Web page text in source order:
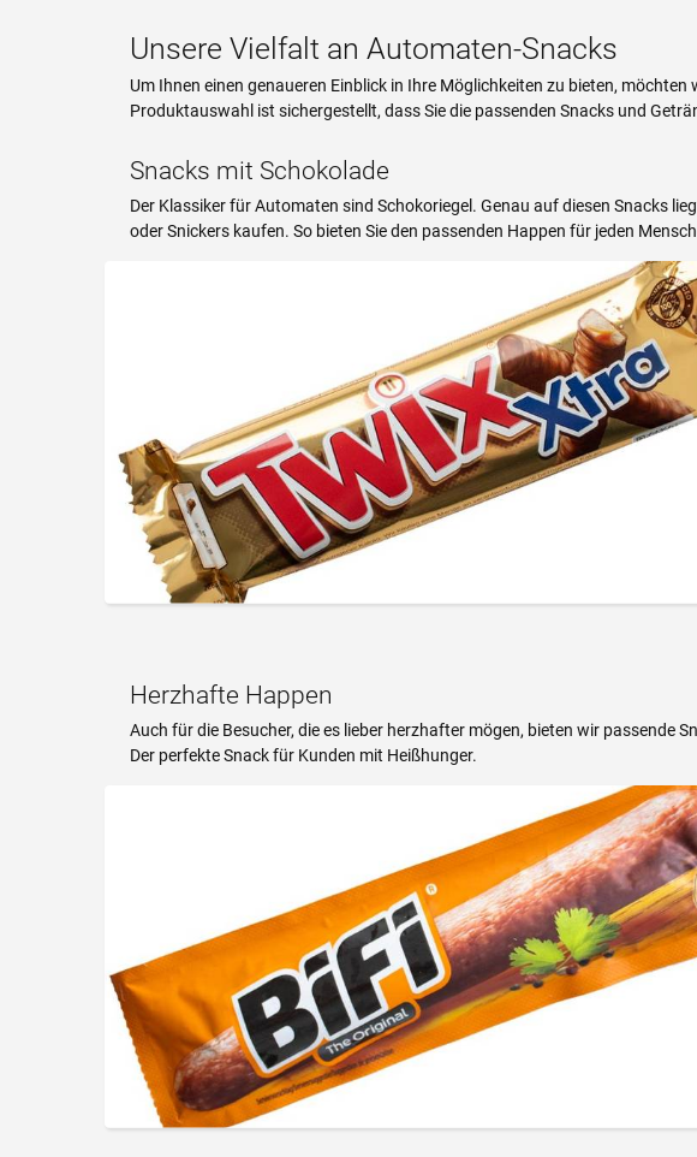
Unsere Vielfalt an Automaten-Snacks
Um Ihnen einen genaueren Einblick in Ihre Möglichkeiten zu bieten,
Produktauswahl ist sichergestellt, dass Sie die passenden Snacks und
Snacks mit Schokolade
Der Klassiker für Automaten sind Schokoriegel. Genau auf diesen Snacks
oder Snickers kaufen. So bieten Sie den passenden Happen für jeden
Herzhafte Happen
Auch für die Besucher, die es lieber herzhafter mögen, bieten wir passende
Der perfekte Snack für Kunden mit Heißhunger.